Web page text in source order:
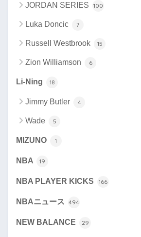
JORDAN SERIES 100
Luka Doncic 7
Russell Westbrook 15
Zion Williamson 6
Li-Ning 18
Jimmy Butler 4
Wade 5
MIZUNO 1
NBA 19
NBA PLAYER KICKS 166
NBAニュース 494
NEW BALANCE 29